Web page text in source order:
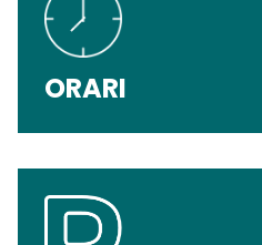
ORARI